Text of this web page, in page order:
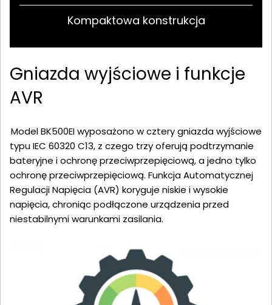
Kompaktowa konstrukcja
Gniazda wyjściowe i funkcje
AVR
Model BK500EI wyposażono w cztery gniazda wyjściowe
typu IEC 60320 C13, z czego trzy oferują podtrzymanie
bateryjne i ochronę przeciwprzepięciową, a jedno tylko
ochronę przeciwprzepięciową. Funkcja Automatycznej
Regulacji Napięcia (AVR) koryguje niskie i wysokie
napięcia, chroniąc podłączone urządzenia przed
niestabilnymi warunkami zasilania.